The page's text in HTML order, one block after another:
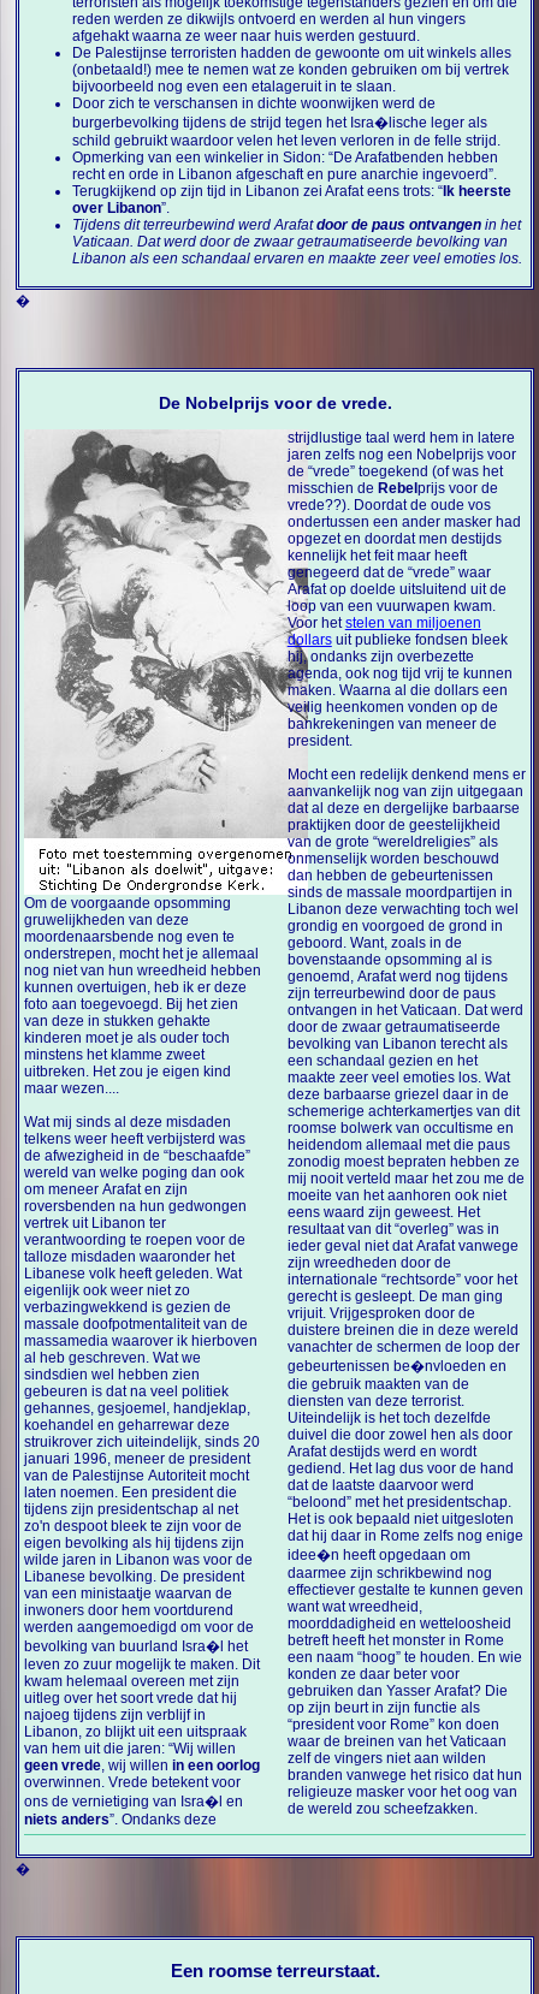
reden werden ze dikwijls ontvoerd en werden al hun vingers
afgehakt waarna ze weer naar huis werden gestuurd.
De Palestijnse terroristen hadden de gewoonte om uit winkels alles
(onbetaald!) mee te nemen wat ze konden gebruiken om bij vertrek
bijvoorbeeld nog even een etalageruit in te slaan.
Door zich te verschansen in dichte woonwijken werd de
burgerbevolking tijdens de strijd tegen het Isra�lische leger als
schild gebruikt waardoor velen het leven verloren in de felle strijd.
Opmerking van een winkelier in Sidon: “De Arafatbenden hebben
recht en orde in Libanon afgeschaft en pure anarchie ingevoerd”.
Terugkijkend op zijn tijd in Libanon zei Arafat eens trots: “ Ik heerste
over Libanon”.
Tijdens dit terreurbewind werd Arafatdoor de paus ontvangen in het
Vaticaan. Dat werd door de zwaar getraumatiseerde bevolking van
Libanon als een schandaal ervaren en maakte zeer veel emoties los.
�
De Nobelprijs voor de vrede.
Om de voorgaande opsomming
gruwelijkheden van deze
moordenaarsbende nog even te
onderstrepen, mocht het je allemaal
nog niet van hun wreedheid hebben
kunnen overtuigen, heb ik er deze
foto aan toegevoegd. Bij het zien
van deze in stukken gehakte
kinderen moet je als ouder toch
minstens het klamme zweet
uitbreken. Het zou je eigen kind
maar wezen....
Wat mij sinds al deze misdaden
telkens weer heeft verbijsterd was
de afwezigheid in de “beschaafde”
wereld van welke poging dan ook
om meneer Arafat en zijn
roversbenden na hun gedwongen
vertrek uit Libanon ter
verantwoording te roepen voor de
talloze misdaden waaronder het
Libanese volk heeft geleden. Wat
eigenlijk ook weer niet zo
verbazingwekkend is gezien de
massale doofpotmentaliteit van de
massamedia waarover ik hierboven
al heb geschreven. Wat we
sindsdien wel hebben zien
gebeuren is dat na veel politiek
gehannes, gesjoemel, handjeklap,
koehandel en geharrewar deze
struikrover zich uiteindelijk, sinds 20
januari 1996, meneer de president
van de Palestijnse Autoriteit mocht
laten noemen. Een president die
tijdens zijn presidentschap al net
zo'n despoot bleek te zijn voor de
eigen bevolking als hij tijdens zijn
wilde jaren in Libanon was voor de
Libanese bevolking. De president
van een ministaatje waarvan de
inwoners door hem voortdurend
werden aangemoedigd om voor de
bevolking van buurland Isra�l het
leven zo zuur mogelijk te maken. Dit
kwam helemaal overeen met zijn
uitleg over het soort vrede dat hij
najoeg tijdens zijn verblijf in
Libanon, zo blijkt uit een uitspraak
van hem uit die jaren: “Wij willen
geen vrede, wij willenin een oorlog
overwinnen. Vrede betekent voor
ons de vernietiging van Isra�l en
niets anders”. Ondanks deze
strijdlustige taal werd hem in latere
jaren zelfs nog een Nobelprijs voor
de “vrede” toegekend (of was het
misschien de Rebel prijs voor de
vrede??). Doordat de oude vos
ondertussen een ander masker had
opgezet en doordat men destijds
kennelijk het feit maar heeft
genegeerd dat de “vrede” waar
Arafat op doelde uitsluitend uit de
loop van een vuurwapen kwam.
Voor hetstelen van miljoenen
dollarsuit publieke fondsen bleek
hij, ondanks zijn overbezette
agenda, ook nog tijd vrij te kunnen
maken. Waarna al die dollars een
veilig heenkomen vonden op de
bankrekeningen van meneer de
president.
Mocht een redelijk denkend mens er
aanvankelijk nog van zijn uitgegaan
dat al deze en dergelijke barbaarse
praktijken door de geestelijkheid
van de grote “wereldreligies” als
onmenselijk worden beschouwd
dan hebben de gebeurtenissen
sinds de massale moordpartijen in
Libanon deze verwachting toch wel
grondig en voorgoed de grond in
geboord. Want, zoals in de
bovenstaande opsomming al is
genoemd, Arafat werd nog tijdens
zijn terreurbewind door de paus
ontvangen in het Vaticaan. Dat werd
door de zwaar getraumatiseerde
bevolking van Libanon terecht als
een schandaal gezien en het
maakte zeer veel emoties los. Wat
deze barbaarse griezel daar in de
schemerige achterkamertjes van dit
roomse bolwerk van occultisme en
heidendom allemaal met die paus
zonodig moest bepraten hebben ze
mij nooit verteld maar het zou me de
moeite van het aanhoren ook niet
eens waard zijn geweest. Het
resultaat van dit “overleg” was in
ieder geval niet dat Arafat vanwege
zijn wreedheden door de
internationale “rechtsorde” voor het
gerecht is gesleept. De man ging
vrijuit. Vrijgesproken door de
duistere breinen die in deze wereld
vanachter de schermen de loop der
gebeurtenissen be�nvloeden en
die gebruik maakten van de
diensten van deze terrorist.
Uiteindelijk is het toch dezelfde
duivel die door zowel hen als door
Arafat destijds werd en wordt
gediend. Het lag dus voor de hand
dat de laatste daarvoor werd
“beloond” met het presidentschap.
Het is ook bepaald niet uitgesloten
dat hij daar in Rome zelfs nog enige
idee�n heeft opgedaan om
daarmee zijn schrikbewind nog
effectiever gestalte te kunnen geven
want wat wreedheid,
moorddadigheid en wetteloosheid
betreft heeft het monster in Rome
een naam “hoog” te houden. En wie
konden ze daar beter voor
gebruiken dan Yasser Arafat? Die
op zijn beurt in zijn functie als
“president voor Rome” kon doen
waar de breinen van het Vaticaan
zelf de vingers niet aan wilden
branden vanwege het risico dat hun
religieuze masker voor het oog van
de wereld zou scheefzakken.
�
Een roomse terreurstaat.